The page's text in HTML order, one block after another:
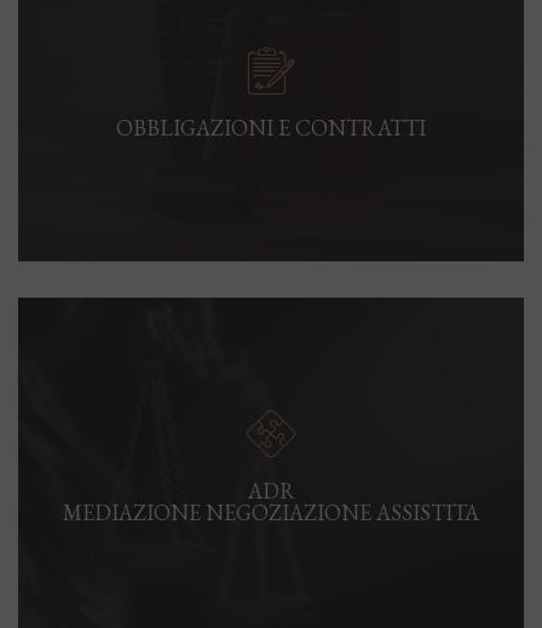
OBBLIGAZIONI E CONTRATTI
ADR
MEDIAZIONE NEGOZIAZIONE ASSISTITA